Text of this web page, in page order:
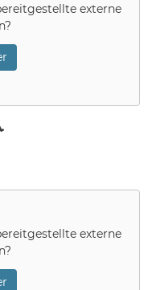
externe
externe